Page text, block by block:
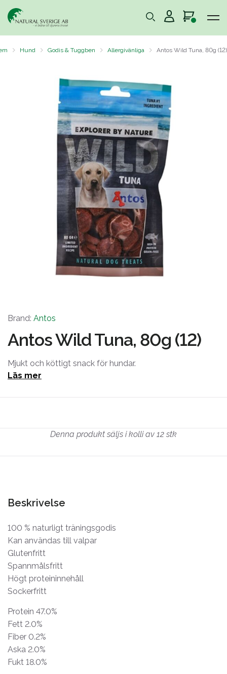
Hund Godis & Tuggben Allergivänliga Antos Wild Tuna, 80g (12)
Brand: Antos
Antos Wild Tuna, 80g (12)
Mjukt och köttigt snack för hundar.
Läs mer
Denna produkt säljs i kolli av 12 stk
Beskrivelse
100 % naturligt träningsgodis
Kan användas till valpar
Glutenfritt
Spannmålsfritt
Högt proteininnehåll
Sockerfritt
Protein 47.0%
Fett 2.0%
Fiber 0.2%
Aska 2.0%
Fukt 18.0%